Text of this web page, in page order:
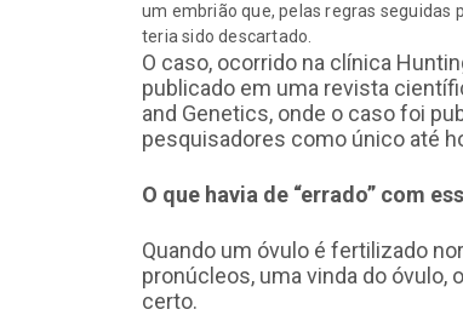
um embrião que, pelas regras
teria sido descartado.
O caso, ocorrido na clínica
publicado em uma revista
and Genetics, onde o caso foi
pesquisadores como único até
O que havia de “errado” com
Quando um óvulo é fertilizado
pronúcleos, uma vinda do óvulo,
certo.